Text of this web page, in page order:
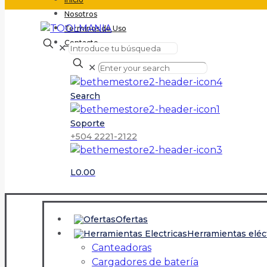
Nosotros
Terminos de Uso
Contacto
✕
✕
Search
Soporte
+504 2221-2122
L0.00
Ofertas
Herramientas
Canteadoras
Cargadores de batería